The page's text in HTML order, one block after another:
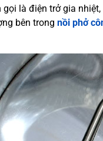
là điện trở gia
bên trong nồi phở